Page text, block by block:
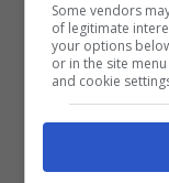
squadra a
contrario.
è arrivata
giocatori in
Some vendors
of legitimate
your options
or in the site
and cookie